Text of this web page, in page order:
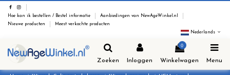
Hoe kan ik bestellen / Bestel informatie
Aanbiedingen van NewAgeWinkel.nl
Nieuwe producten
Meest verkochte producten
Nederlands
Zoeken Inloggen
0
Winkelwagen Menu